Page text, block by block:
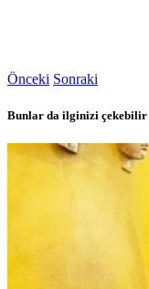
Önceki Sonraki
Bunlar da ilginizi çekebilir